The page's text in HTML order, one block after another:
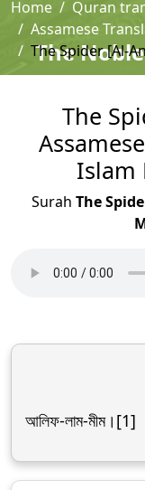
The
Home
Quran
Assamese
The Spider [Al-
The
Islam
Surah The
আলিফ-লাম-মীম।[1]